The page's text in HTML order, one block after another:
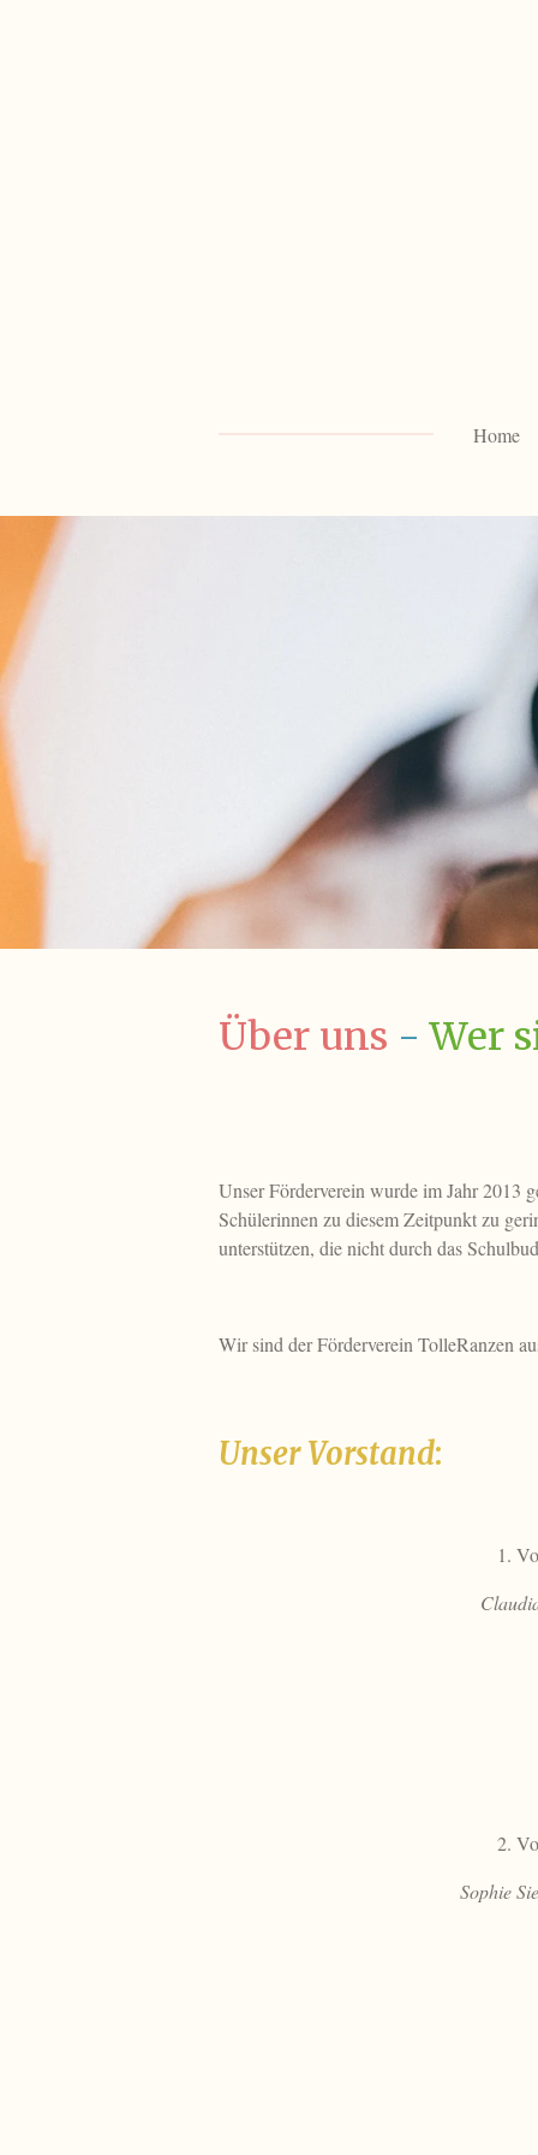
Home
Über uns -Wer
Unser Förderverein wurde im Jahr 2013
Schülerinnen zu diesem Zeitpunkt zu
unterstützen, die nicht durch das
Wir sind der Förderverein TolleRanzen
Unser Vorstand:
1.
2.
Sophie